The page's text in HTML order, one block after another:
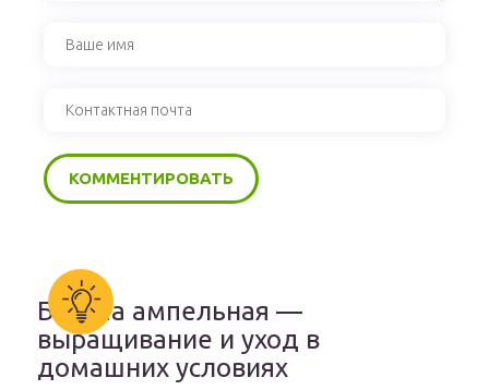
Бакопа ампельная —
выращивание и уход в
домашних условиях